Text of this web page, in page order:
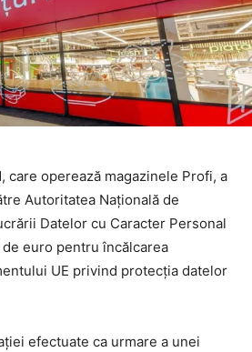
care operează magazinele Profi, a
Autoritatea Națională de
Datelor cu Caracter Personal
euro pentru încălcarea
UE privind protecția datelor
efectuate ca urmare a unei